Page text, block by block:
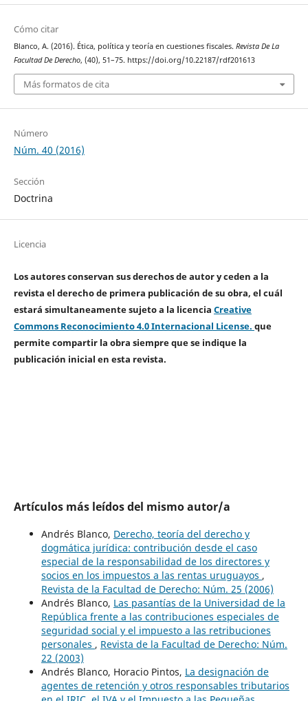
Cómo citar
Blanco, A. (2016). Ética, política y teoría en cuestiones fiscales. Revista De La
Facultad De Derecho, (40), 51–75. https://doi.org/10.22187/rdf201613
Más formatos de cita
Número
Núm. 40 (2016)
Sección
Doctrina
Licencia
Los autores conservan sus derechos de autor y ceden a la
revista el derecho de primera publicación de su obra, el cuál
estará simultaneamente sujeto a la licencia Creative
Commons Reconocimiento 4.0 Internacional License. que
permite compartir la obra siempre que se indique la
publicación inicial en esta revista.
Artículos más leídos del mismo autor/a
Andrés Blanco, Derecho, teoría del derecho y
dogmática jurídica: contribución desde el caso
especial de la responsabilidad de los directores y
socios en los impuestos a las rentas uruguayos ,
Revista de la Facultad de Derecho: Núm. 25 (2006)
Andrés Blanco, Las pasantías de la Universidad de la
República frente a las contribuciones especiales de
seguridad social y el impuesto a las retribuciones
personales , Revista de la Facultad de Derecho: Núm.
22 (2003)
Andrés Blanco, Horacio Pintos, La designación de
agentes de retención y otros responsables tributarios